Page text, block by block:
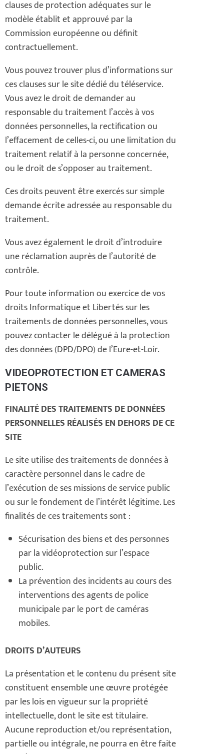
clauses de protection adéquates sur le
modèle établit et approuvé par la
Commission européenne ou définit
contractuellement.
Vous pouvez trouver plus d’informations sur
ces clauses sur le site dédié du téléservice.
Vous avez le droit de demander au
responsable du traitement l’accès à vos
données personnelles, la rectification ou
l’effacement de celles-ci, ou une limitation du
traitement relatif à la personne concernée,
ou le droit de s’opposer au traitement.
Ces droits peuvent être exercés sur simple
demande écrite adressée au responsable du
traitement.
Vous avez également le droit d’introduire
une réclamation auprès de l’autorité de
contrôle.
Pour toute information ou exercice de vos
droits Informatique et Libertés sur les
traitements de données personnelles, vous
pouvez contacter le délégué à la protection
des données (DPD/DPO) de l’Eure-et-Loir.
VIDEOPROTECTION ET CAMERAS
PIETONS
FINALITÉ DES TRAITEMENTS DE DONNÉES
PERSONNELLES RÉALISÉS EN DEHORS DE CE
SITE
Le site utilise des traitements de données à
caractère personnel dans le cadre de
l’exécution de ses missions de service public
ou sur le fondement de l’intérêt légitime. Les
finalités de ces traitements sont :
Sécurisation des biens et des personnes
par la vidéoprotection sur l’espace
public.
La prévention des incidents au cours des
interventions des agents de police
municipale par le port de caméras
mobiles.
DROITS D’AUTEURS
La présentation et le contenu du présent site
constituent ensemble une œuvre protégée
par les lois en vigueur sur la propriété
intellectuelle, dont le site est titulaire.
Aucune reproduction et/ou représentation,
partielle ou intégrale, ne pourra en être faite